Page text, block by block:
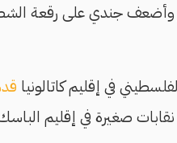
وأضعف جندي على رقعة
في إقليم كاتالونيا
صغيرة في إقليم